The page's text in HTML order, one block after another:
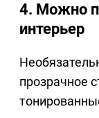
4. Можно
интерьер
прозрачное